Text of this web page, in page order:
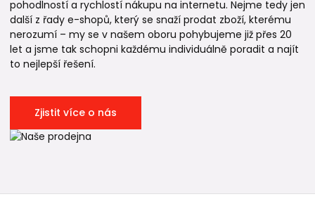
pohodlností a rychlostí nákupu na internetu. Nejme tedy jen
další z řady e-shopů, který se snaží prodat zboží, kterému
nerozumí – my se v našem oboru pohybujeme již přes 20
let a jsme tak schopni každému individuálně poradit a najít
to nejlepší řešení.
Zjistit více o nás